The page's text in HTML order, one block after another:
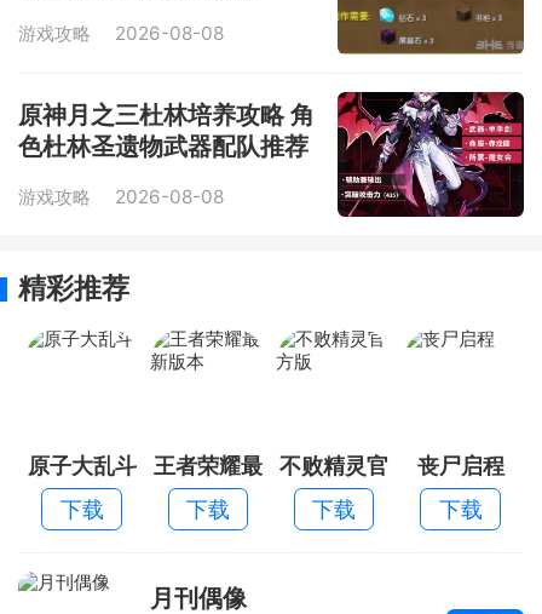
游戏攻略 2026-08-08
原神月之三杜林培养攻略 角
色杜林圣遗物武器配队推荐
游戏攻略 2026-08-08
精彩推荐
原子大乱斗
下载
王者荣耀最
新版本
下载
不败精灵官
方版
下载
丧尸启程
下载
月刊偶像